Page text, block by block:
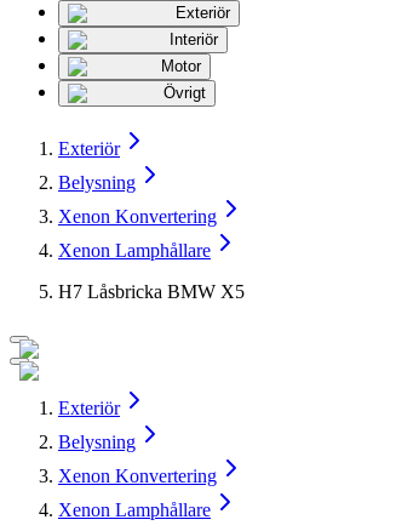
Exteriör
Interiör
Motor
Övrigt
Exteriör
Belysning
Xenon Konvertering
Xenon Lamphållare
H7 Låsbricka BMW X5
Exteriör
Belysning
Xenon Konvertering
Xenon Lamphållare